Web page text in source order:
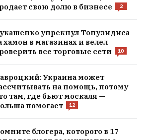
свою долю в бизнесе
2
упрекнул Топузидиса
хамон в магазинах и велел
все торговые сети
10
Украина может
на помощь, потому
там, где бьют москаля —
помогает
12
блогера, которого в 17